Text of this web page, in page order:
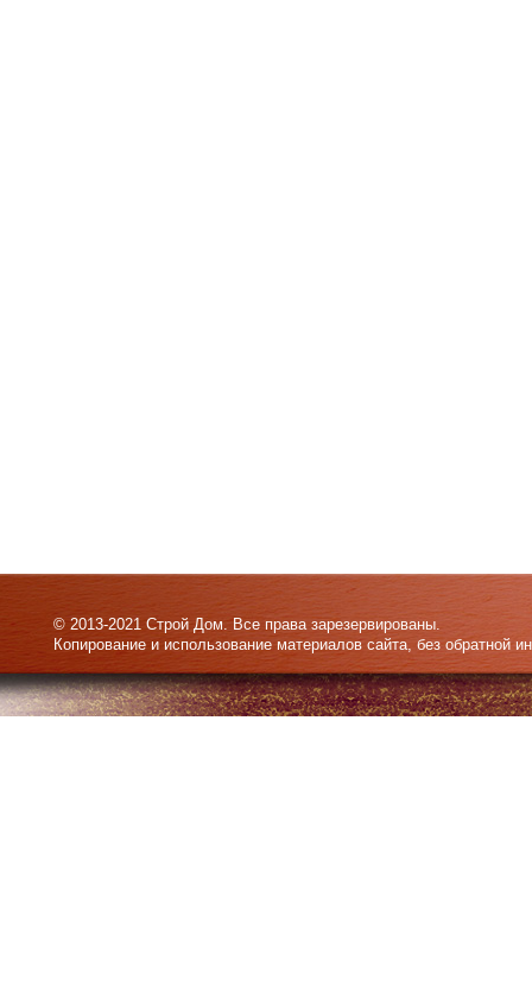
© 2013-2021 Строй Дом. Все права зарезервированы.
Копирование и использование материалов сайта, без обратной